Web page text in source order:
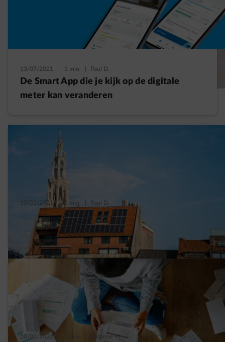
13/07/2021 1 min. Paul D.
De Smart App die je kijk op de digitale
meter kan veranderen
15/03/2021 | 1 min. Paul D.
Wat is er nieuw in 2022 en 2023 voor de
eigenaars van zonnepanelen in Vlaanderen?
10/01/2022 Suzanne M.